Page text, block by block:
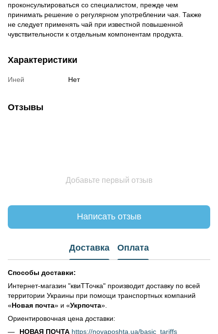
проконсультироваться со специалистом, прежде чем
принимать решение о регулярном употреблении чая. Также
не следует применять чай при известной повышенной
чувствительности к отдельным компонентам продукта.
Характеристики
Иней Нет
Отзывы
Добавьте первый отзыв
Написать отзыв
Доставка Оплата
Способы доставки:
Интернет-магазин "квиТТочка" производит доставку по всей
территории Украины при помощи транспортных компаний
«Новая почта» и «Укрпочта».
Ориентировочная цена доставки:
НОВАЯ ПОЧТА https://novaposhta.ua/basic_tariffs